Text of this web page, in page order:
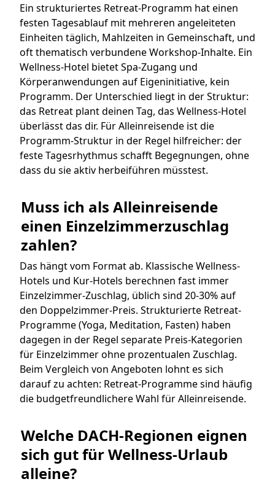
Ein strukturiertes Retreat-Programm hat einen
festen Tagesablauf mit mehreren angeleiteten
Einheiten täglich, Mahlzeiten in Gemeinschaft, und
oft thematisch verbundene Workshop-Inhalte. Ein
Wellness-Hotel bietet Spa-Zugang und
Körperanwendungen auf Eigeninitiative, kein
Programm. Der Unterschied liegt in der Struktur:
das Retreat plant deinen Tag, das Wellness-Hotel
überlässt das dir. Für Alleinreisende ist die
Programm-Struktur in der Regel hilfreicher: der
feste Tagesrhythmus schafft Begegnungen, ohne
dass du sie aktiv herbeiführen müsstest.
Muss ich als Alleinreisende
einen Einzelzimmerzuschlag
zahlen?
Das hängt vom Format ab. Klassische Wellness-
Hotels und Kur-Hotels berechnen fast immer
Einzelzimmer-Zuschlag, üblich sind 20-30% auf
den Doppelzimmer-Preis. Strukturierte Retreat-
Programme (Yoga, Meditation, Fasten) haben
dagegen in der Regel separate Preis-Kategorien
für Einzelzimmer ohne prozentualen Zuschlag.
Beim Vergleich von Angeboten lohnt es sich
darauf zu achten: Retreat-Programme sind häufig
die budgetfreundlichere Wahl für Alleinreisende.
Welche DACH-Regionen eignen
sich gut für Wellness-Urlaub
alleine?